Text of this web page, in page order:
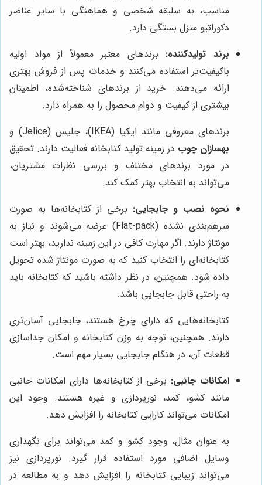
مناسب، به سلیقه شخصی و هماهنگی با سایر عناصر
دکوراتیو منزل بستگی دارد.
برند تولیدکننده: برندهای معتبر معمولاً از مواد اولیه
باکیفیت‌تر استفاده می‌کنند و خدمات پس از فروش بهتری
ارائه می‌دهند. خرید از برندهای شناخته‌شده، اطمینان
بیشتری از کیفیت و دوام محصول را به همراه دارد.
برندهای معروفی مانند ایکیا (IKEA)، جلیس (Jelice) و
بهسازان چوب در زمینه تولید کتابخانه فعالیت دارند. تحقیق
در مورد برندهای مختلف و بررسی نظرات مشتریان،
می‌تواند به انتخاب بهتر کمک کند.
نحوه نصب و جابجایی: برخی از کتابخانه‌ها به صورت
سرهم‌بندی نشده (Flat-pack) عرضه می‌شوند و نیاز به
مونتاژ دارند. اگر مهارت کافی در این زمینه ندارید، بهتر است
کتابخانه‌ای را انتخاب کنید که به صورت مونتاژ شده تحویل
داده شود. همچنین، در نظر داشته باشید که کتابخانه باید
به راحتی قابل جابجایی باشد.
کتابخانه‌هایی که دارای چرخ هستند، جابجایی آسان‌تری
دارند. همچنین، توجه به وزن کتابخانه و امکان جداسازی
قطعات آن، در هنگام جابجایی بسیار مهم است.
امکانات جانبی: برخی از کتابخانه‌ها دارای امکانات جانبی
مانند کشو، کمد، نورپردازی و غیره هستند. وجود این
امکانات می‌تواند کارایی کتابخانه را افزایش دهد.
به عنوان مثال، وجود کشو و کمد می‌تواند برای نگهداری
وسایل اضافی مورد استفاده قرار گیرد. نورپردازی نیز
می‌تواند زیبایی کتابخانه را افزایش دهد و به مطالعه در